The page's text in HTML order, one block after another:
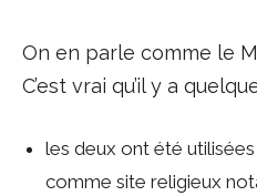
On en parle comme le
C’est vrai qu’il y a
les deux ont été
comme site religieux